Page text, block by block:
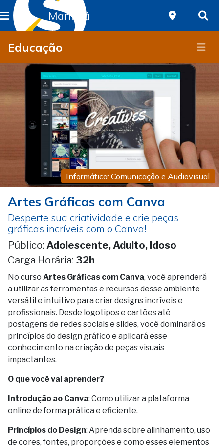
Maringá
Educação
Informática: Comunicação e Audiovisual
Artes Gráficas com Canva
Desperte sua criatividade e crie peças
gráficas incríveis com o Canva!
Público: Adolescente, Adulto, Idoso
Carga Horária: 32h
No curso Artes Gráficas com Canva, você aprenderá
a utilizar as ferramentas e recursos desse ambiente
versátil e intuitivo para criar designs incríveis e
profissionais. Desde logotipos e cartões até
postagens de redes sociais e slides, você dominará os
princípios do design gráfico e aplicará esse
conhecimento na criação de peças visuais
impactantes.
O que você vai aprender?
Introdução ao Canva: Como utilizar a plataforma
online de forma prática e eficiente.
Princípios do Design: Aprenda sobre alinhamento, uso
de cores, fontes, proporções e como esses elementos